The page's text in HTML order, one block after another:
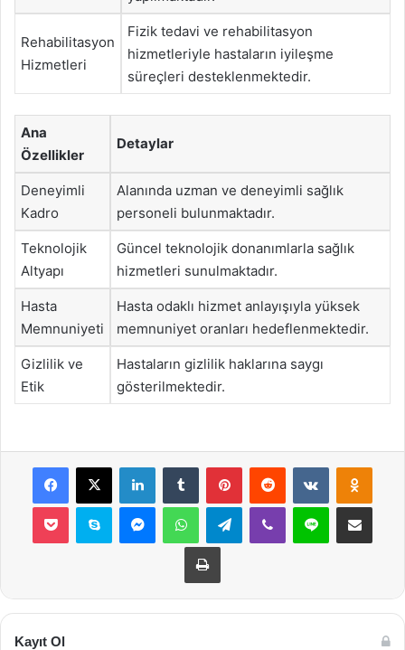
Rehabilitasyon
Hizmetleri
Fizik tedavi ve rehabilitasyon
hizmetleriyle hastaların iyileşme
süreçleri desteklenmektedir.
Ana
Özellikler
Detaylar
Deneyimli
Kadro
Alanında uzman ve deneyimli sağlık
personeli bulunmaktadır.
Teknolojik
Altyapı
Güncel teknolojik donanımlarla sağlık
hizmetleri sunulmaktadır.
Hasta
Memnuniyeti
Hasta odaklı hizmet anlayışıyla yüksek
memnuniyet oranları hedeflenmektedir.
Gizlilik ve
Etik
Hastaların gizlilik haklarına saygı
gösterilmektedir.
Facebook
X LinkedInTumblr PinterestReddit VKontakte
Pocket Skype MessengerWhatsAppTelegramViber Line E-Posta ile
Yazdır
Kayıt Ol